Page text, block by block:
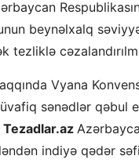
beynəlxalq
Vyana
sənədlər
Tezadlar.az
indiyə qədər